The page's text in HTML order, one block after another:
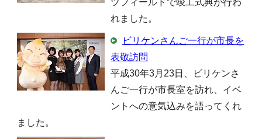
ツフィールドで竣工式典が行わ
れました。
ビリケンさんご一行が市長を
表敬訪問
平成30年3月23日、ビリケンさ
んご一行が市長室を訪れ、イベ
ントへの意気込みを語ってくれ
ました。